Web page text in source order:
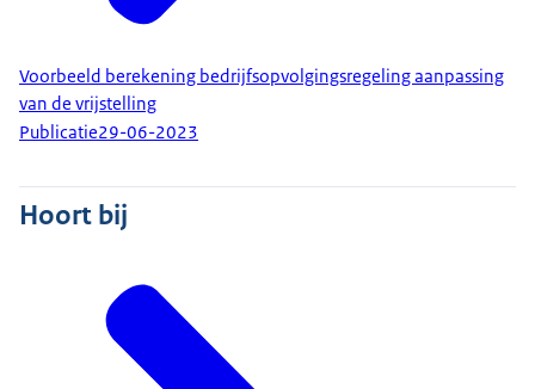
Voorbeeld berekening bedrijfsopvolgingsregeling aanpassing
van de vrijstelling
Publicatie29-06-2023
Hoort bij